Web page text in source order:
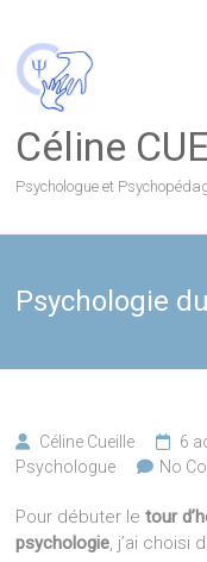
content
Céline
Psychologue et
Psychologie
Céline Cueille 6
Psychologue
No
Pour débuter letour
psychologie, j’ai choisi